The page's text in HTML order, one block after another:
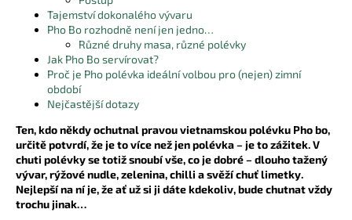
Tajemství dokonalého vývaru
Pho Bo rozhodně není jen jedno…
Různé druhy masa, různé polévky
Jak Pho Bo servírovat?
Proč je Pho polévka ideální volbou pro (nejen) zimní
období
Nejčastější dotazy
Ten, kdo někdy ochutnal pravou vietnamskou polévku Pho bo,
určitě potvrdí, že je to více než jen polévka – je to zážitek. V
chuti polévky se totiž snoubí vše, co je dobré – dlouho tažený
vývar, rýžové nudle, zelenina, chilli a svěží chuť limetky.
Nejlepší na ní je, že ať už si ji dáte kdekoliv, bude chutnat vždy
trochu jinak…
HLEDAT